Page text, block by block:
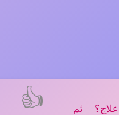
👍
ثم